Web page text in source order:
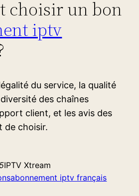
choisir un bon
iptv
du service, la qualité
des chaînes
client, et les avis des
de choisir.
IPTV Xtream
abonnement iptv français